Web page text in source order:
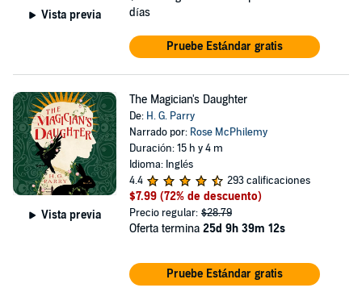
Vista previa
días
Pruebe Estándar gratis
Vista previa
The Magician's Daughter
De: H. G. Parry
Narrado por: Rose McPhilemy
Duración: 15 h y 4 m
Idioma: Inglés
4.4
293 calificaciones
$7.99 (72% de descuento)
Precio regular: $28.79
Oferta termina 25d 9h 39m 11s
Pruebe Estándar gratis